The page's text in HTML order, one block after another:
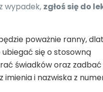
wypadek, zgłoś się do
poważnie ranny,
się o stosowną
świadków oraz
i nazwiska z